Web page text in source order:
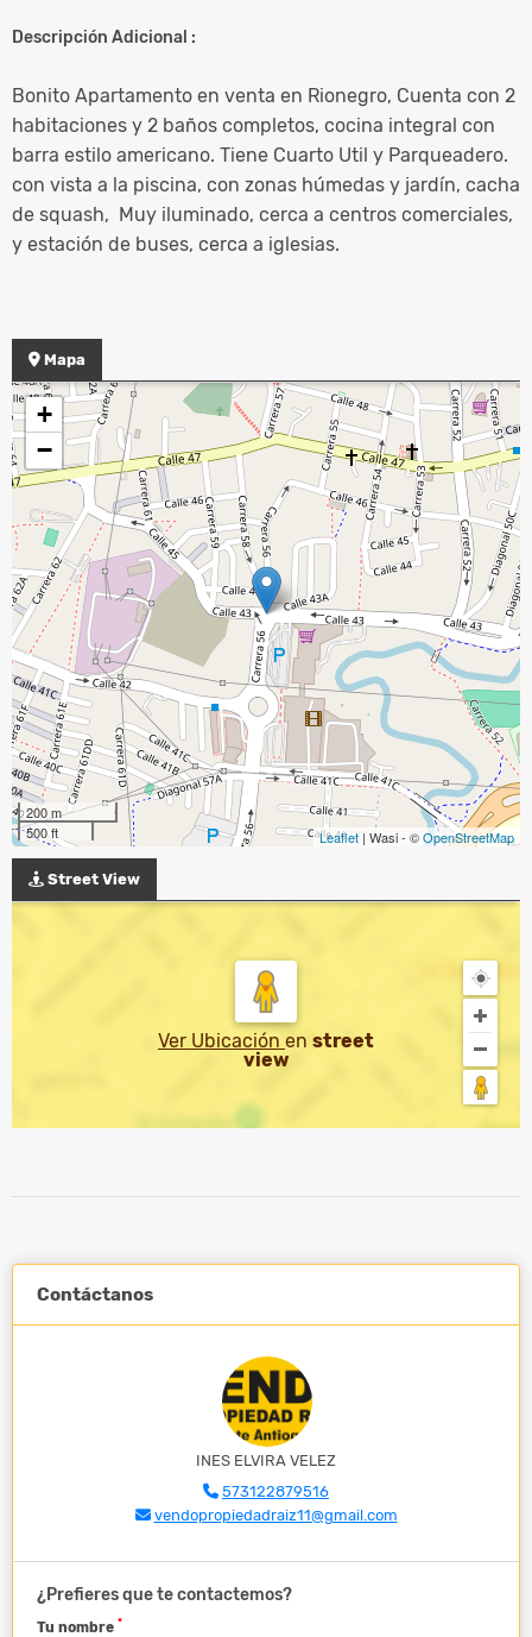
Descripción Adicional :
Bonito Apartamento en venta en Rionegro, Cuenta con 2
habitaciones y 2 baños completos, cocina integral con
barra estilo americano. Tiene Cuarto Util y Parqueadero.
con vista a la piscina, con zonas húmedas y jardín, cacha
de squash, Muy iluminado, cerca a centros comerciales,
y estación de buses, cerca a iglesias.
Mapa
+
−
200 m
500 ft
Leaflet | Wasi - ©OpenStreetMap
Street View
Ver Ubicación en street
view
Contáctanos
INES ELVIRA VELEZ
573122879516
vendopropiedadraiz11@gmail.com
¿Prefieres que te contactemos?
Tu nombre *